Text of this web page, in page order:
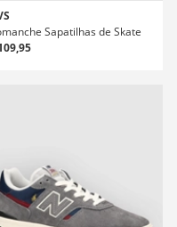
Sapatilhas de Skate